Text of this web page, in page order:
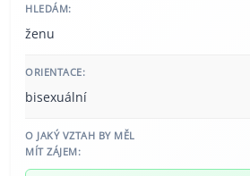
HLEDÁM:
ženu
ORIENTACE:
bisexuální
O JAKÝ VZTAH BY MĚL
MÍT ZÁJEM: